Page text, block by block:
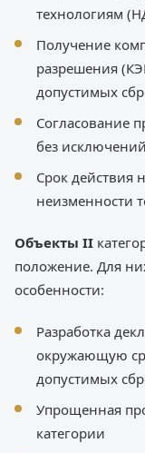
технологиям
Получение
разрешения
допустимых
Согласование
без исключений
Срок действия
неизменности
Объекты II
положение. Для
особенности:
Разработка
окружающую
допустимых
Упрощенная
категории